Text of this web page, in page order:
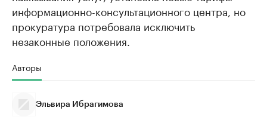
информационно-консультационного центра, но
прокуратура потребовала исключить
незаконные положения.
Авторы
Эльвира Ибрагимова